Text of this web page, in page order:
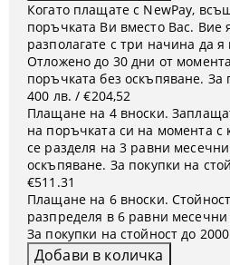
Когато плащате с NewPay,
поръчката Ви вместо Вас. Вие
разполагате с три начина да я
Отложено до 30 дни от
поръчката без оскъпяване. За
400 лв. / €204,52
Плащане на 4 вноски.
на поръчката си на момента с
се разделя на 3 равни
оскъпяване. За покупки на
€511.31
Плащане на 6 вноски.
разпределя в 6 равни
За покупки на стойност до